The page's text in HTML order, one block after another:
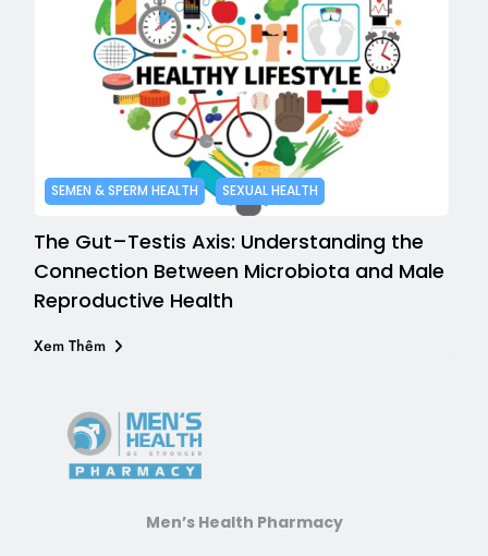
SEMEN & SPERM HEALTH SEXUAL HEALTH
The Gut–Testis Axis: Understanding the
Connection Between Microbiota and Male
Reproductive Health
Xem Thêm
Men’s Health Pharmacy